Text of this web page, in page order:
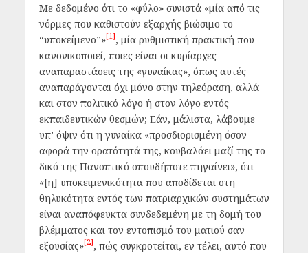
Με δεδομένο ότι το «φύλο» συνιστά «μία από τις
νόρμες που καθιστούν εξαρχής βιώσιμο το
“υποκείμενο”»[1], μία ρυθμιστική πρακτική που
κανονικοποιεί, ποιες είναι οι κυρίαρχες
αναπαραστάσεις της «γυναίκας», όπως αυτές
αναπαράγονται όχι μόνο στην τηλεόραση, αλλά
και στον πολιτικό λόγο ή στον λόγο εντός
εκπαιδευτικών θεσμών; Εάν, μάλιστα, λάβουμε
υπ’ όψιν ότι η γυναίκα «προσδιορισμένη όσον
αφορά την ορατότητά της, κουβαλάει μαζί της το
δικό της Πανοπτικό οπουδήποτε πηγαίνει», ότι
«[η] υποκειμενικότητα που αποδίδεται στη
θηλυκότητα εντός των πατριαρχικών συστημάτων
είναι αναπόφευκτα συνδεδεμένη με τη δομή του
βλέμματος και τον εντοπισμό του ματιού σαν
εξουσίας»[2], πώς συγκροτείται, εν τέλει, αυτό που